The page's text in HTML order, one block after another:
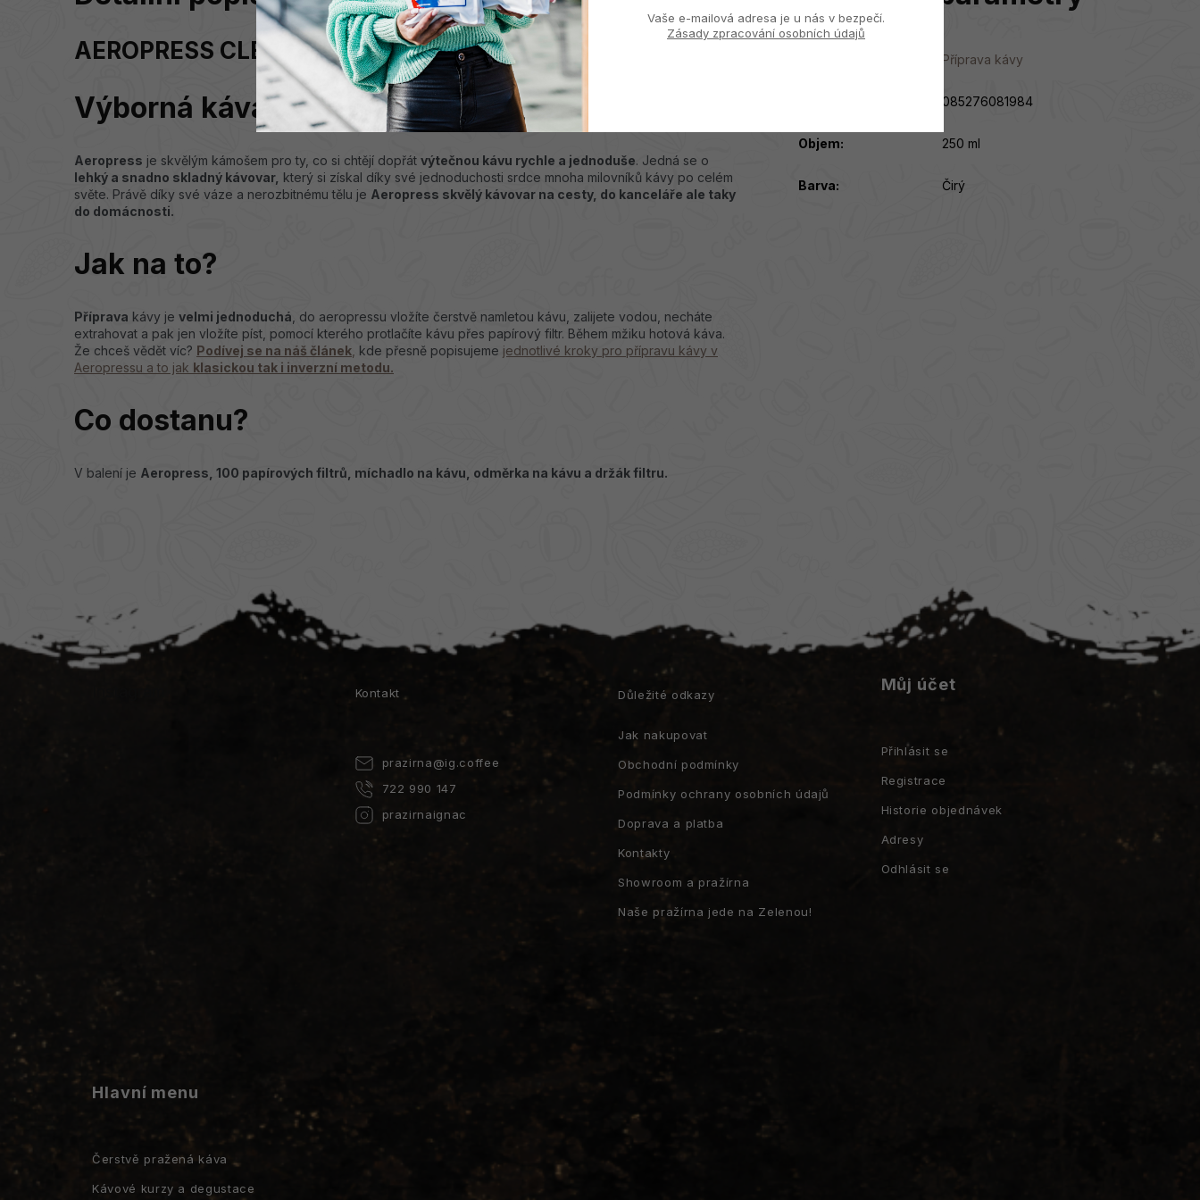
AEROPRESS CLEAR
Výborná káva na jedno stlačení!
Aeropress je skvělým kámošem pro ty, co si chtějí dopřát výtečnou kávu rychle a jednoduše. Jedná se o
lehký a snadno skladný kávovar, který si získal díky své jednoduchosti srdce mnoha milovníků kávy po celém
světe. Právě díky své váze a nerozbitnému tělu je Aeropress skvělý kávovar na cesty, do kanceláře ale taky
do domácnosti.
Jak na to?
Příprava kávy je velmi jednoduchá , do aeropressu vložíte čerstvě namletou kávu, zalijete vodou, necháte
extrahovat a pak jen vložíte píst, pomocí kterého protlačíte kávu přes papírový filtr. Během mžiku hotová káva.
Že chceš vědět víc? Podívej se na náš článek kde přesně popisujeme jednotlivé kroky pro přípravu kávy v
Aeropressu a to jak klasickou tak i inverzní metodu.
Co dostanu?
V balení je Aeropress, 100 papírových filtrů, míchadlo na kávu, odměrka na kávu a držák filtru.
Příprava kávy
085276081984
Objem: 250 ml
Barva: Čirý
á
Kontakt
prazirna@ig.coffee
722 990 147
prazirnaignac
Důležité odkazy
Jak nakupovat
Obchodní podmínky
Podmínky ochrany osobních údajů
Doprava a platba
Kontakty
Showroom a pražírna
Naše pražírna jede na Zelenou!
Můj účet
Přihlásit se
Registrace
Historie objednávek
Adresy
Odhlásit se
Hlavní menu
Čerstvě pražená káva
Kávové kurzy a degustace
Vaše e-mailová adresa je u nás v bezpečí.
Zásady zpracování osobních údajů